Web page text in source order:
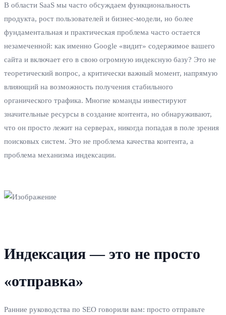
В области SaaS мы часто обсуждаем функциональность
продукта, рост пользователей и бизнес-модели, но более
фундаментальная и практическая проблема часто остается
незамеченной: как именно Google «видит» содержимое вашего
сайта и включает его в свою огромную индексную базу? Это не
теоретический вопрос, а критически важный момент, напрямую
влияющий на возможность получения стабильного
органического трафика. Многие команды инвестируют
значительные ресурсы в создание контента, но обнаруживают,
что он просто лежит на серверах, никогда попадая в поле зрения
поисковых систем. Это не проблема качества контента, а
проблема механизма индексации.
Индексация — это не просто
«отправка»
Ранние руководства по SEO говорили вам: просто отправьте